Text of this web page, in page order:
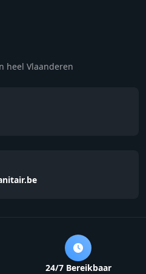
heel Vlaanderen
24/7 Bereikbaar